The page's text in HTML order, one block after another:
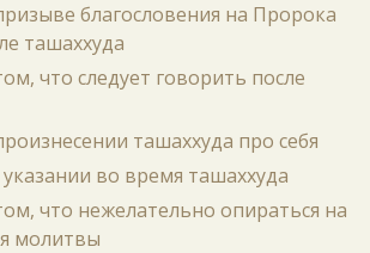
благословения на Пророка
ташаххуда
что следует говорить после
ташаххуда про себя
указании во время ташаххуда
что нежелательно опираться на
молитвы